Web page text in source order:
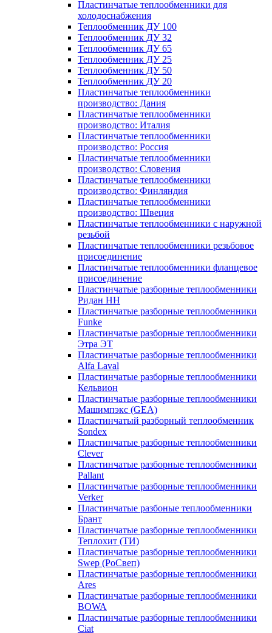
Пластинчатые теплообменники для
холодоснабжения
Теплообменник ДУ 100
Теплообменник ДУ 32
Теплообменник ДУ 65
Теплообменник ДУ 25
Теплообменник ДУ 50
Теплообменник ДУ 20
Пластинчатые теплообменники
производство: Дания
Пластинчатые теплообменники
производство: Италия
Пластинчатые теплообменники
производство: Россия
Пластинчатые теплообменники
производство: Словения
Пластинчатые теплообменники
производство: Финляндия
Пластинчатые теплообменники
производство: Швеция
Пластинчатые теплообменники с наружной
резьбой
Пластинчатые теплообменники резьбовое
присоединение
Пластинчатые теплообменники фланцевое
присоединение
Пластинчатые разборные теплообменники
Ридан НН
Пластинчатые разборные теплообменники
Funke
Пластинчатые разборные теплообменники
Этра ЭТ
Пластинчатые разборные теплообменники
Alfa Laval
Пластинчатые разборные теплообменники
Кельвион
Пластинчатые разборные теплообменники
Машимпэкс (GEA)
Пластинчатый разборный теплообменник
Sondex
Пластинчатые разборные теплообменники
Clever
Пластинчатые разборные теплообменники
Pallant
Пластинчатые разборные теплообменники
Verker
Пластинчатые разбоные теплообменники
Брант
Пластинчатые разборные теплообменники
Теплохит (ТИ)
Пластинчатые разборные теплообменники
Swep (РоСвеп)
Пластинчатые разборные теплообменники
Ares
Пластинчатые разборные теплообменники
BOWA
Пластинчатые разборные теплообменники
Ciat